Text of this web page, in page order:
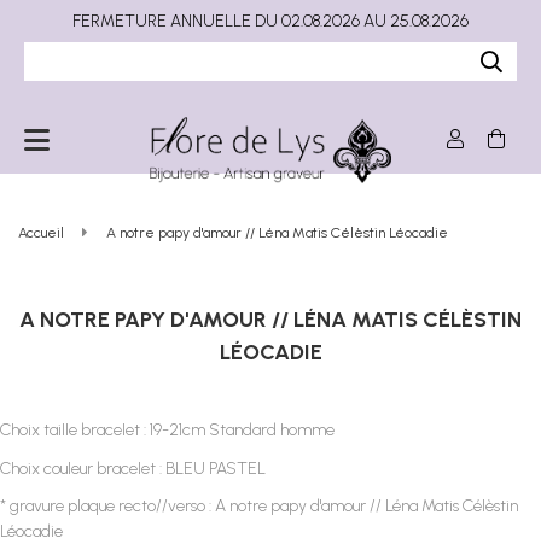
Accueil A notre papy d'amour // Léna Matis Célèstin Léocadie
A NOTRE PAPY D'AMOUR // LÉNA MATIS CÉLÈSTIN
LÉOCADIE
Choix taille bracelet : 19-21cm Standard homme
Choix couleur bracelet : BLEU PASTEL
* gravure plaque recto//verso : A notre papy d'amour // Léna Matis Célèstin
Léocadie
FERMETURE ANNUELLE DU 02.08.2026 AU 25.08.2026